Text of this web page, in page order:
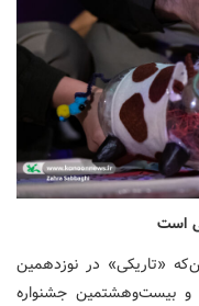
است
«تاریکی» در نوزدهمین
و بیست‌وهشتمین جشنواره